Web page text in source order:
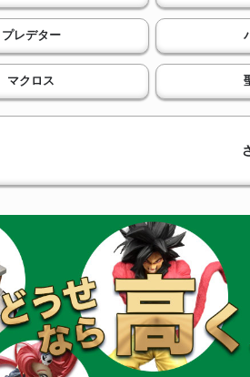
プレデター
マクロス